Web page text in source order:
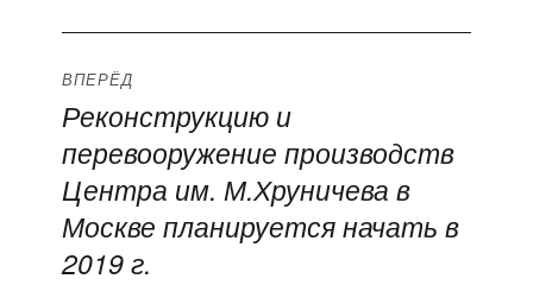
ВПЕРЁД
Следующая
запись:
Реконструкцию и
перевооружение производств
Центра им. М.Хруничева в
Москве планируется начать в
2019 г.